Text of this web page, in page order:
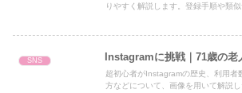
りやすく解説します。登録手順や類
SNS Instagramに挑戦｜71歳の老
超初心者がInstagramの歴史、利用者
方などについて、画像を用いて解説し